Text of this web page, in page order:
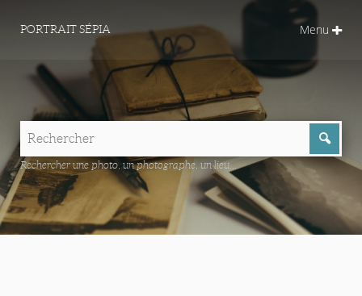
PORTRAIT SÉPIA Menu
Rechercher une photo, un photographe, un lieu...